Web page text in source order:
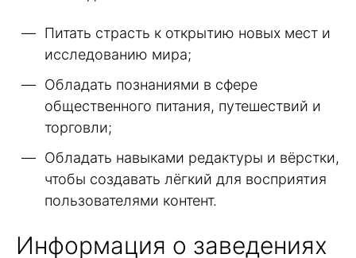
Питать страсть к открытию новых мест и
исследованию мира;
Обладать познаниями в сфере
общественного питания, путешествий и
торговли;
Обладать навыками редактуры и вёрстки,
чтобы создавать лёгкий для восприятия
пользователями контент.
Информация о заведениях